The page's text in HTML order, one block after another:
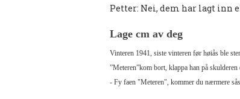
Petter: Nei, dem har lagt inn
Lage cm av deg
Vinteren 1941, siste vinteren før høiås ble
”Meteren”kom bort, klappa han på skulderen
- Fy faen "Meteren", kommer du nærmere så